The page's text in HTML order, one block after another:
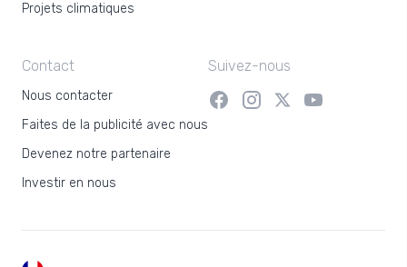
Projets climatiques
Contact
Nous contacter
Faites de la publicité avec nous
Devenez notre partenaire
Investir en nous
Suivez-nous